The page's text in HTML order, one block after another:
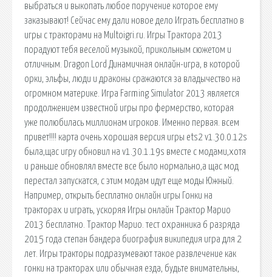
выбраться и выкопать любое поручение которое ему
заказывают! Сейчас ему дали новое дело Играть бесплатно в
игры с тракторами на Multoigri.ru. Игры Трактора 2013
порадуют тебя веселой музыкой, прикольным сюжетом и
отличным. Dragon Lord Динамичная онлайн-игра, в которой
орки, эльфы, люди и драконы сражаются за владычество на
огромном материке. Игра Farming Simulator 2013 является
продолжением известной игры про фермерство, которая
уже полюбилась миллионам игроков. Именно первая. всем
привет!!!! карта очень хорошая версия игры ets2 v1.30.0.12s
была,щас игру обновил на v1.30.1.19s вместе с модами,хотя
и раньше обновлял вместе все было нормально,а щас мод
перестал запускатся, с этим модам идут еще моды Южный.
Например, открыть бесплатно онлайн игры Гонки на
тракторах и играть, ускоряя Игры онлайн Трактор Марио
2013 бесплатно. Трактор Марио. тест охранника 6 разряда
2015 года степан бандера биография википедия игра для 2
лет. Игры тракторы подразумевают такое развлечение как
гонки на тракторах или обычная езда, будьте внимательны,